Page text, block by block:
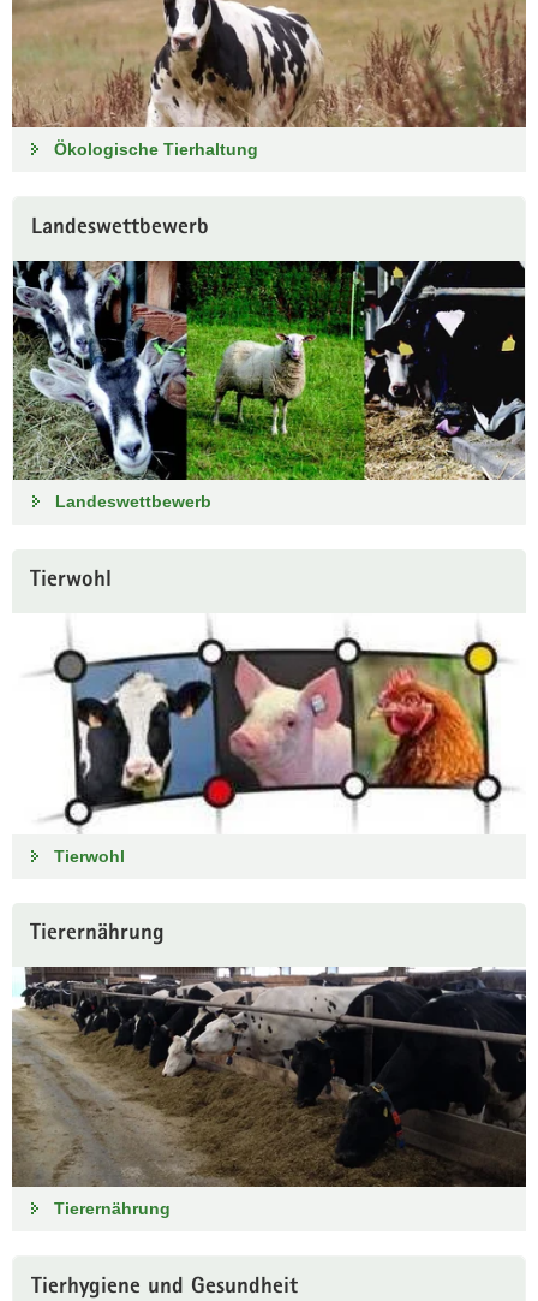
Ökologische Tierhaltung
Landeswettbewerb
Landeswettbewerb
Tierwohl
Tierwohl
Tierernährung
Tierernährung
Tierhygiene und Gesundheit